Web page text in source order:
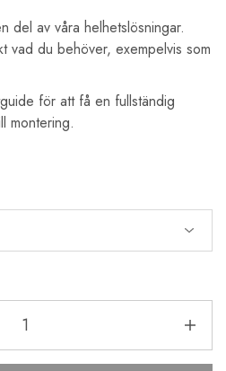
del av våra helhetslösningar.
vad du behöver, exempelvis som
för att få en fullständig
montering.